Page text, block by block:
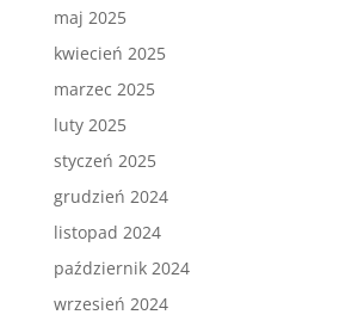
maj 2025
kwiecień 2025
marzec 2025
luty 2025
styczeń 2025
grudzień 2024
listopad 2024
październik 2024
wrzesień 2024